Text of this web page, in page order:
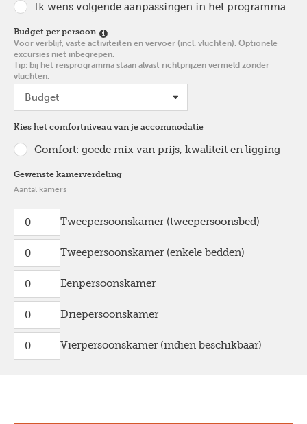
Ik wens volgende aanpassingen in het programma
Budget per persoon
Voor verblijf, vaste activiteiten en vervoer (incl. vluchten). Optionele
excursies niet inbegrepen.
Tip: bij het reisprogramma staan alvast richtprijzen vermeld zonder
vluchten.
Kies het comfortniveau van je accommodatie
Comfort: goede mix van prijs, kwaliteit en ligging
Gewenste kamerverdeling
Aantal kamers
Tweepersoonskamer (tweepersoonsbed)
Tweepersoonskamer (enkele bedden)
Eenpersoonskamer
Driepersoonskamer
Vierpersoonskamer (indien beschikbaar)